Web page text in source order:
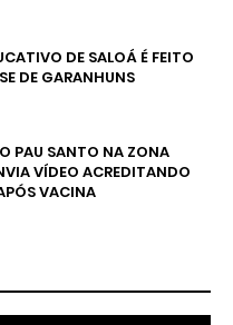
DE SALOÁ É FEITO
DE GARANHUNS
PAU SANTO NA ZONA
VÍDEO ACREDITANDO
VACINA